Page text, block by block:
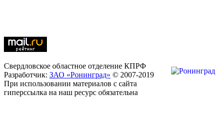
Свердловское областное отделение КПРФ
Разработчик: ЗАО «Ронинград» © 2007-2019
При использовании материалов с сайта
гиперссылка на наш ресурс обязательна